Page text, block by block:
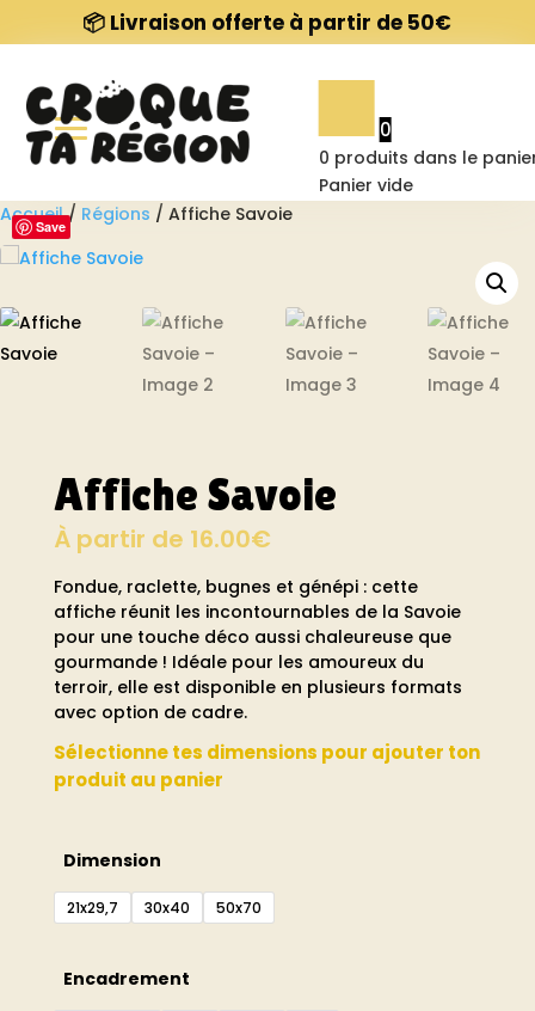
📦 Livraison offerte à partir de 50€
Nos affiches
Contact
À propos
FAQ
0
0 produits dans le
Panier vide
Save
Accueil/ Régions / Affiche Savoie
Affiche Savoie
À partir de 16.00€
Fondue, raclette, bugnes et génépi : cette
affiche réunit les incontournables de la Savoie
pour une touche déco aussi chaleureuse que
gourmande ! Idéale pour les amoureux du
terroir, elle est disponible en plusieurs formats
avec option de cadre.
Sélectionne tes dimensions pour ajouter ton
produit au panier
Dimension
21x29,7 30x40 50x70
Encadrement